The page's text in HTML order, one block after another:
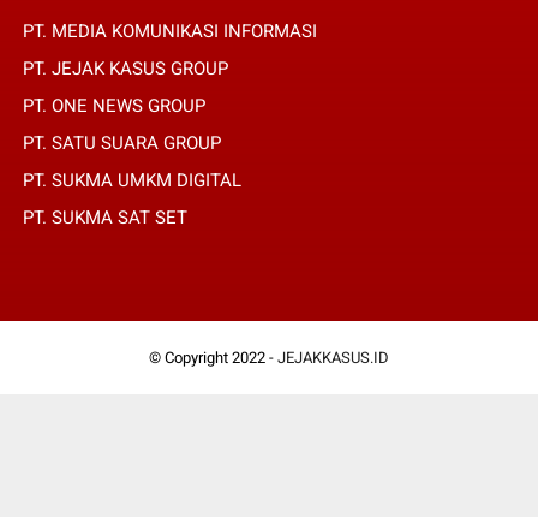
PT. MEDIA KOMUNIKASI INFORMASI
PT. JEJAK KASUS GROUP
PT. ONE NEWS GROUP
PT. SATU SUARA GROUP
PT. SUKMA UMKM DIGITAL
PT. SUKMA SAT SET
© Copyright 2022 - JEJAKKASUS.ID